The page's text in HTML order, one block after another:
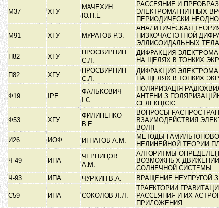
М37 ХГУ
МАЧЕХИН
Ю.П.Ё
РАССЕЯНИЕ И
ЭЛЕКТРОМАГНИТНЫХ
ПЕРИОДИЧЕСКИ
М91 ХГУ МУРАТОВ Р.З.
АНАЛИТИЧЕСКАЯ
НИЗКОЧАСТОТНОЙ
ЭЛЛИСОИДАЛЬНЫХ
П82
ХГУ
ПРОСВИРНИН
С.Л.
ДИФРАКЦИЯ
НА ЩЕЛЯХ В ТОНКИХ
П82
ХГУ
ПРОСВИРНИН
С.Л.
ДИФРАКЦИЯ
НА ЩЕЛЯХ В ТОНКИХ
Ф19 ІРЕ
ФАЛЬКОВИЧ
І.С.
ПОЛЯРИЗАЦІЯ
АНТЕНИ З
СЕЛЕКЦІЄЮ
Ф53 ХГУ
ФИЛИПЕНКО
В.Е.
ВОПРОСЫ
ВЗАИМОДЕЙСТВИЯ
ВОЛН
И26
ИОФ ИГНАТОВ А.М.
МЕТОДЫ
НЕЛИНЕЙНОЙ ТЕОРИИ
Ч-49 ИПА
ЧЕРНИЦОВ
А.М.
АЛГОРИТМЫ
ВОЗМОЖНЫХ
СОЛНЕЧНОЙ СИСТЕМЫ
Ч-93
ИПА ЧУРКИН В.А. ВРАЩЕНИЕ НЕУПРУГОЙ
С59 ИПА СОКОЛОВ Л.Л.
ТРАЕКТОРИИ
РАССЕЯНИЯ И ИХ
ПРИЛОЖЕНИЯ